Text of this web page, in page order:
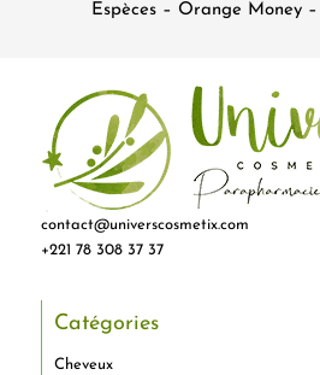
Espèces – Orange Money
contact@universcosmetix.com
+221 78 308 37 37
Catégories
Cheveux